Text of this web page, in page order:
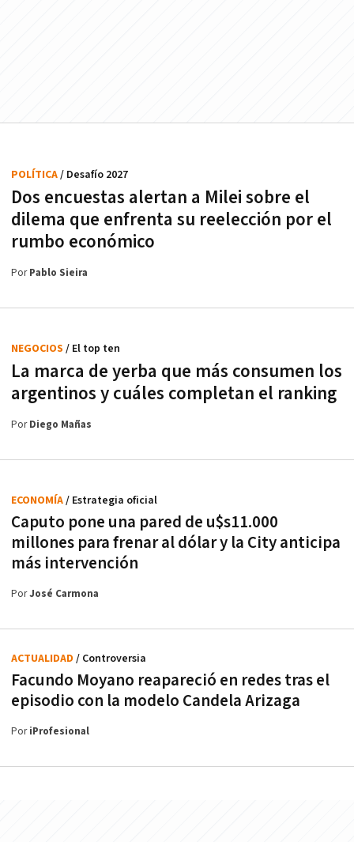
Dos encuestas alertan a Milei sobre el
dilema que enfrenta su reelección por el
rumbo económico
POLÍTICA/ Desafío 2027
PorPablo Sieira
La marca de yerba que más consumen los
argentinos y cuáles completan el ranking
NEGOCIOS / El top ten
PorDiego Mañas
Caputo pone una pared de u$s11.000
millones para frenar al dólar y la City anticipa
más intervención
ECONOMÍA/ Estrategia oficial
PorJosé Carmona
Facundo Moyano reapareció en redes tras el
episodio con la modelo Candela Arizaga
ACTUALIDAD / Controversia
PoriProfesional